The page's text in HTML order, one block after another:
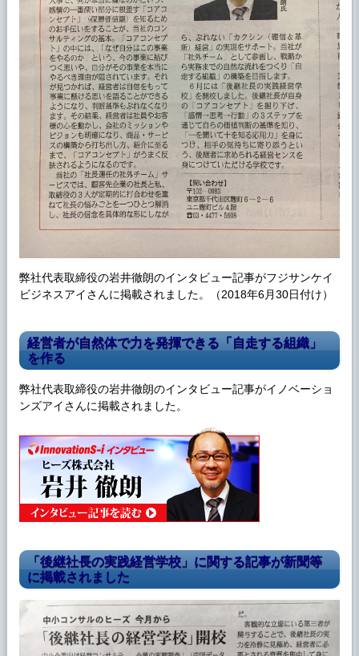
弊社代表取締役の岩井徹朗のインタビュー記事がフジサンケイ
ビジネスアイさんに掲載されました。（2018年6月30日付け）
経営者が自然体で力を発揮できる「自走する組織」
を作る
弊社代表取締役の岩井徹朗のインタビュー記事がイノベーショ
ンズアイさんに掲載されました。
「後継社長の実践経営学校」に関する記事が新聞等
に掲載されました